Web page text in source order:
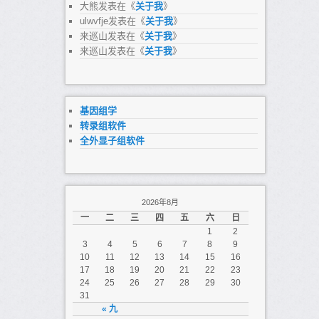
大熊发表在《关于我》
ulwvfje发表在《关于我》
来巡山发表在《关于我》
来巡山发表在《关于我》
基因组学
转录组软件
全外显子组软件
2026年8月
一 二 三 四 五 六 日
« 九
1
2
3
4 5 6 7 8
9
10
11 12 13 14 15
16
17
18 19 20 21 22
23
24
25 26 27 28 29
30
31